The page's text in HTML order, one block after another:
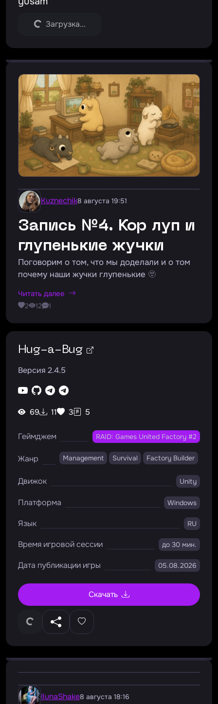
Загрузка...
Kuznechik8 августа 19:51
Запись №4. Кор луп и
глупенькие жучки
Поговорим о том, что мы доделали и о том
почему наши жучки глупенькие 🫥
Читать далее
2 12 1
Hug-a-Bug
Версия 2.4.5
69 11 3 5
Геймджем RAID: Games United Factory #2
Жанр Management Survival Factory Builder
Движок Unity
Платформа Windows
Язык RU
Время игровой сессии до 30 мин.
Дата публикации игры 05.08.2026
Скачать
IlunaShake8 августа 18:16